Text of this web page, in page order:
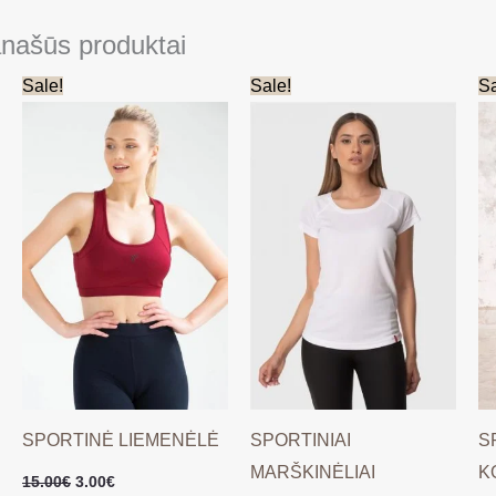
produktai
Sale!
SPORTINĖ LIEMENĖLĖ
15.00€
15.00€.
3.00€
is:
3.00€.
Sale!
SPORTINIAI
MARŠKINĖLIAI
was:
10.00€.
is:
2.00€.